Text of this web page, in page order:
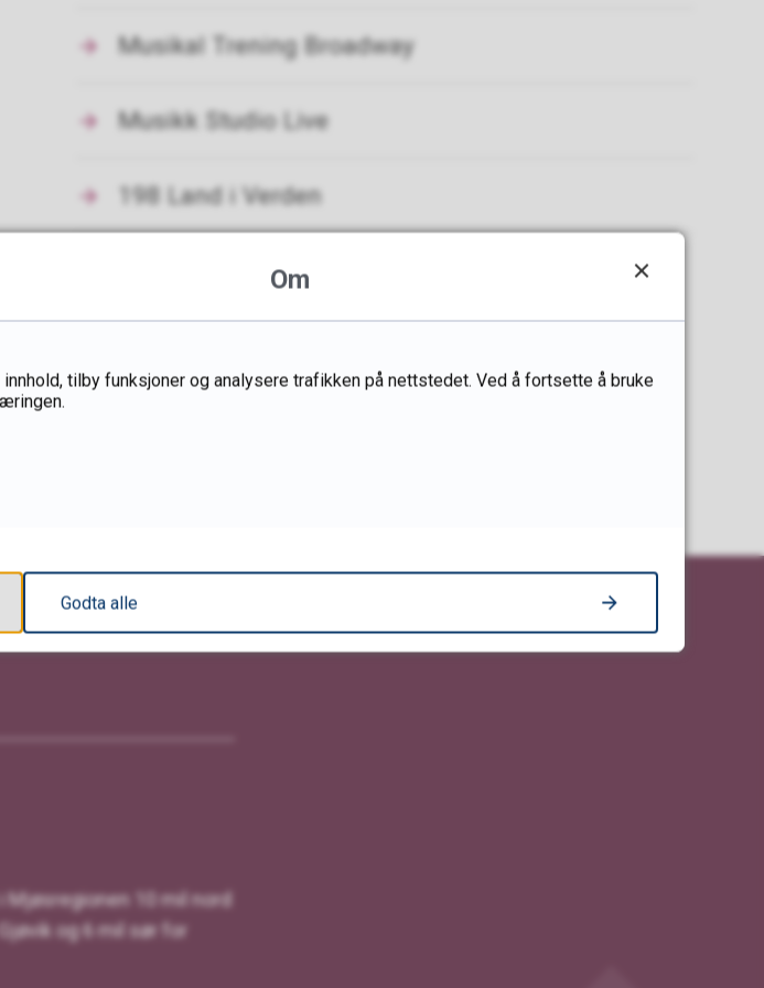
Musikal Trening Broadway
Musikk Studio Live
198 Land i Verden
lette etter?
Mjøsregionen 10 mil nord
og 6 mil sør for
Om
tilby funksjoner og analysere trafikken på nettstedet. Ved å fortsette å bruke
Godta alle